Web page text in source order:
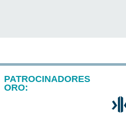
PATROCINADORES
ORO: